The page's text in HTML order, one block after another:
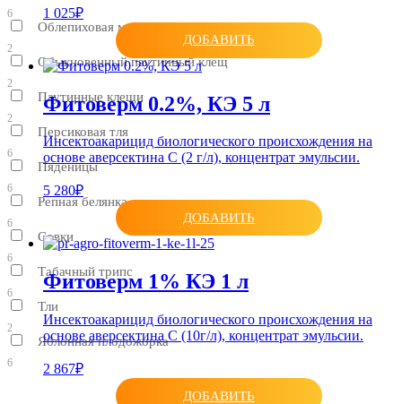
6
Облепиховая муха
2
Обыкновенный паутинный клещ
2
Паутинные клещи
2
Персиковая тля
6
Пяденицы
6
Репная белянка
6
Совки
6
Табачный трипс
6
Тли
2
Яблонная плодожорка
6
1 025₽
ДОБАВИТЬ
Фитоверм 0.2%, КЭ 5 л
Инсектоакарицид биологического происхождения на
основе аверсектина С (2 г/л), концентрат эмульсии.
5 280₽
ДОБАВИТЬ
Фитоверм 1% КЭ 1 л
Инсектоакарицид биологического происхождения на
основе аверсектина С (10г/л), концентрат эмульсии.
2 867₽
ДОБАВИТЬ